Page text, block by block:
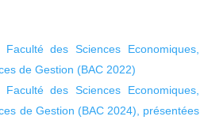
des Sciences Economiques,
de Gestion (BAC 2022)
des Sciences Economiques,
de Gestion (BAC 2024), présentées